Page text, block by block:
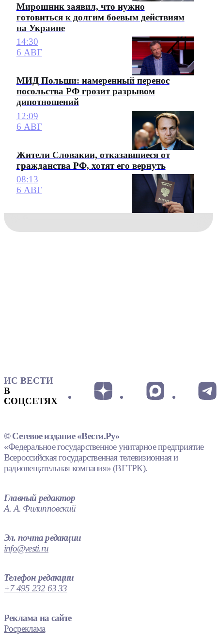
Мирошник заявил, что нужно
готовиться к долгим боевым действиям
на Украине
14:30
6 АВГ
МИД Польши: намеренный перенос
посольства РФ грозит разрывом
дипотношений
12:09
6 АВГ
Жители Словакии, отказавшиеся от
гражданства РФ, хотят его вернуть
08:13
6 АВГ
ИС ВЕСТИ
В
СОЦСЕТЯХ
© Сетевое издание «Вести.Ру»
«Федеральное государственное унитарное предприятие
Всероссийская государственная телевизионная и
радиовещательная компания» (ВГТРК).
Главный редактор
А. А. Филипповский
Эл. почта редакции
info@vesti.ru
Телефон редакции
+7 495 232 63 33
Реклама на сайте
Росреклама